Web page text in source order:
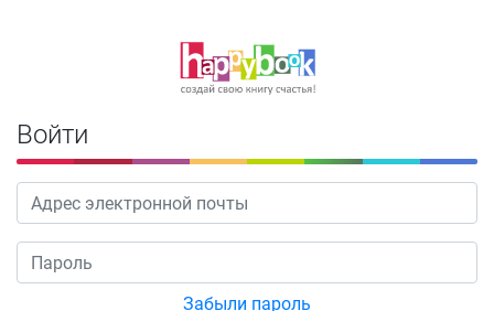
Войти
Забыли пароль